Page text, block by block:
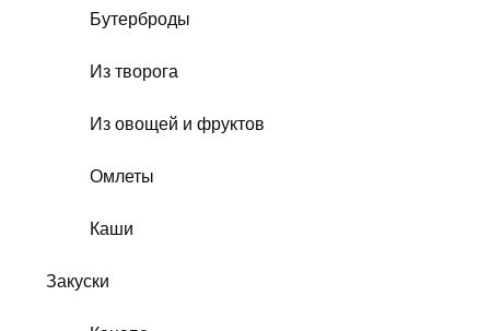
Бутерброды
Из творога
Из овощей и фруктов
Омлеты
Каши
Закуски